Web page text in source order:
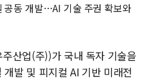
공동 개발…AI 기술 주권 확보와
산업(주))가 국내 독자 기술을
발 및 피지컬 AI 기반 미래전